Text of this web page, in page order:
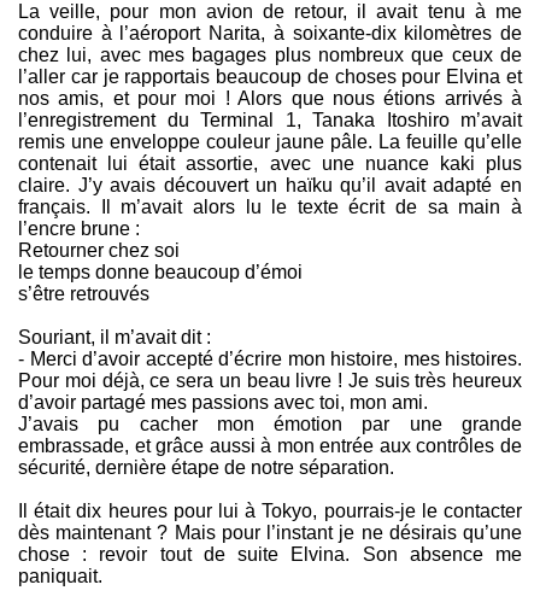
La veille, pour mon avion de retour, il avait tenu à me
conduire à l’aéroport Narita, à soixante-dix kilomètres de
chez lui, avec mes bagages plus nombreux que ceux de
l’aller car je rapportais beaucoup de choses pour Elvina et
nos amis, et pour moi ! Alors que nous étions arrivés à
l’enregistrement du Terminal 1, Tanaka Itoshiro m’avait
remis une enveloppe couleur jaune pâle. La feuille qu’elle
contenait lui était assortie, avec une nuance kaki plus
claire. J’y avais découvert un haïku qu’il avait adapté en
français. Il m’avait alors lu le texte écrit de sa main à
l’encre brune :
Retourner chez soi
le temps donne beaucoup d’émoi
s’être retrouvés
Souriant, il m’avait dit :
- Merci d’avoir accepté d’écrire mon histoire, mes histoires.
Pour moi déjà, ce sera un beau livre ! Je suis très heureux
d’avoir partagé mes passions avec toi, mon ami.
J’avais pu cacher mon émotion par une grande
embrassade, et grâce aussi à mon entrée aux contrôles de
sécurité, dernière étape de notre séparation.
Il était dix heures pour lui à Tokyo, pourrais-je le contacter
dès maintenant ? Mais pour l’instant je ne désirais qu’une
chose : revoir tout de suite Elvina. Son absence me
paniquait.